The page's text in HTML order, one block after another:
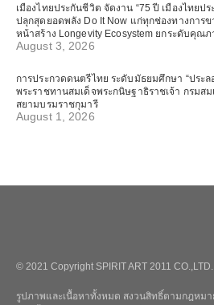
เมืองไทยประกันชีวิต จัดงาน “75 ปี เมืองไทย
ปลุกสุดยอดพลัง Do It Now แก่ทุกช่องทางการ
หน้าสร้าง Longevity Ecosystem ยกระดับคุณ
August 3, 2026
การประกวดดนตรีไทย ระดับมัธยมศึกษา “ประล
พระราชทานสมเด็จพระกนิษฐาธิราชเจ้า กรมส
สยามบรมราชกุมารี
August 1, 2026
© 2021 Copyright SPIRIT ART 2011
รูปภาพและเนื้อหาทั้งหมด สงวนสิทธิ์ตามกฎหมา